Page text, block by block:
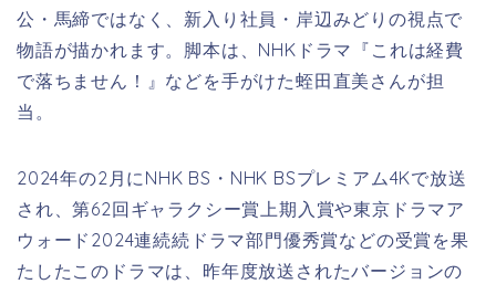
公・馬締ではなく、新入り社員・ 岸辺みどり の視点で
物語が描かれます。脚本は、NHKドラマ『これは経費
で落ちません！』などを手がけた蛭田直美 さんが担
当。
2024年の2月にNHK BS・NHK BSプレミアム4Kで放送
され、第62回ギャラクシー賞上期入賞や東京ドラマア
ウォード2024連続続ドラマ部門優秀賞などの受賞を果
たしたこのドラマは、昨年度放送されたバージョンの